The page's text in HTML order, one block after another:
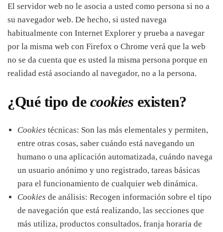
El servidor web no le asocia a usted como persona si no a
su navegador web. De hecho, si usted navega
habitualmente con Internet Explorer y prueba a navegar
por la misma web con Firefox o Chrome verá que la web
no se da cuenta que es usted la misma persona porque en
realidad está asociando al navegador, no a la persona.
¿Qué tipo de cookies existen?
Cookies técnicas: Son las más elementales y permiten,
entre otras cosas, saber cuándo está navegando un
humano o una aplicación automatizada, cuándo navega
un usuario anónimo y uno registrado, tareas básicas
para el funcionamiento de cualquier web dinámica.
Cookies de análisis: Recogen información sobre el tipo
de navegación que está realizando, las secciones que
más utiliza, productos consultados, franja horaria de